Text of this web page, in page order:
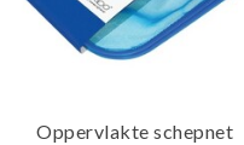
Oppervlakte schepnet